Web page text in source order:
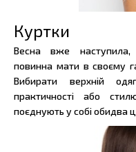
Куртки
Весна вже наступила,
повинна мати в своєму
Вибирати верхній
практичності або
поєднують у собі обидва